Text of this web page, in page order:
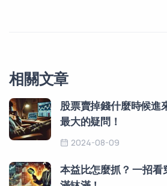
相關文章
股票賣掉錢什麼時候進
最大的疑問！
2024-08-09
本益比怎麼抓？ 一招